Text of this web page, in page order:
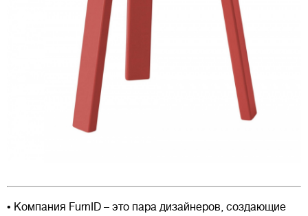
• Компания FurnID – это пара дизайнеров, создающие